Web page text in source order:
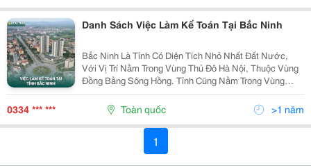
Danh Sách Việc Làm Kế Toán Tại Bắc Ninh
Bắc Ninh Là Tỉnh Có Diện Tích Nhỏ Nhất Đất Nước,
Với Vị Trí Nằm Trong Vùng Thủ Đô Hà Nội, Thuộc Vùng
Đồng Bằng Sông Hồng. Tỉnh Cũng Nằm Trong Vùng
Kinh Tế Trọng Điểm Bắc Bộ, Việt Nam. Năm 2020, Bắc
Ninh Là Đơn Vị Hành Chính Việt Nam Đông Thứ 22 Về
0334 *** *** Toàn quốc >1 năm
1